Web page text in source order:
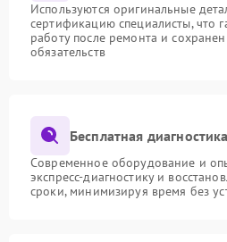
Используются оригинальные
сертификацию специалисты, что
работу после ремонта и
обязательств
Бесплатная
Современное оборудование и
экспресс-диагностику и
сроки, минимизируя время без